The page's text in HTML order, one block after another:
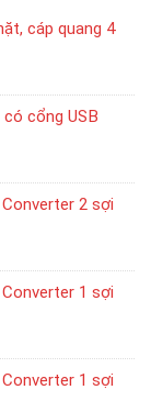
cáp quang 4
cổng USB
2 sợi
1 sợi
1 sợi